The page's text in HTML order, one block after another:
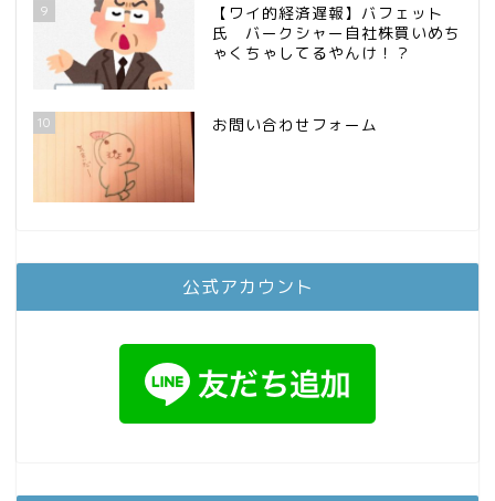
9
【ワイ的経済遅報】バフェット
氏 バークシャー自社株買いめち
ゃくちゃしてるやんけ！？
10 お問い合わせフォーム
公式アカウント